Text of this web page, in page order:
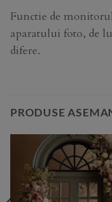
Functie de
aparatului foto, de
difere.
PRODUSE